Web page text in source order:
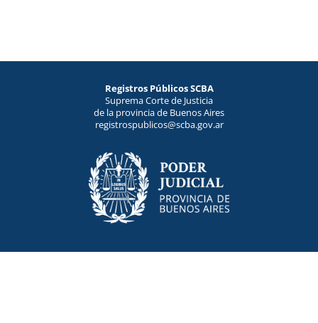
Registros Públicos SCBA
Suprema Corte de Justicia
de la provincia de Buenos Aires
registrospublicos@scba.gov.ar